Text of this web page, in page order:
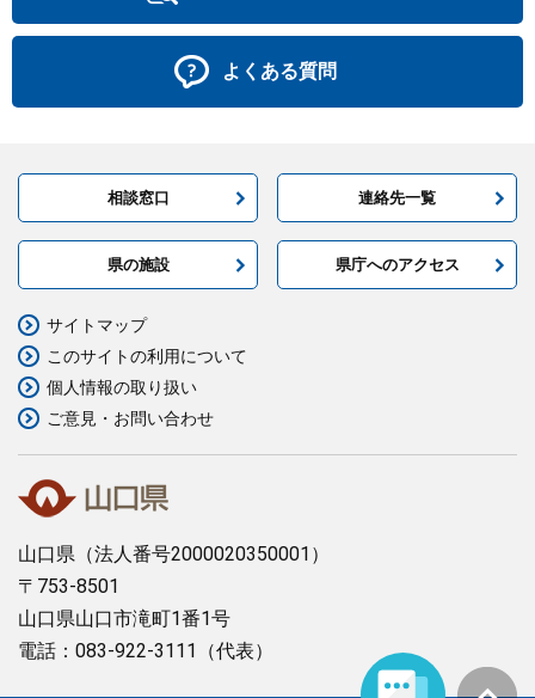
よくある質問
相談窓口 連絡先一覧
県の施設 県庁へのアクセス
山口県 （法人番号2000020350001）
〒753-8501
山口県山口市滝町1番1号
電話：083-922-3111（代表）
サイトマップ
このサイトの利用について
個人情報の取り扱い
ご意見・お問い合わせ